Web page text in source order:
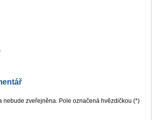
nebude zveřejněna. Pole označená hvězdičkou (*)